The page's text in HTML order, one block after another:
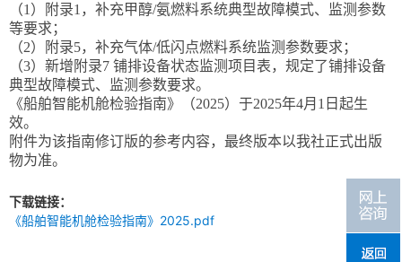
（1 ）附录1 ，补充甲醇/氨燃料系统典型故障模式、监测参数
等要求；
（2）附录5，补充气体/低闪点燃料系统监测参数要求；
（3）新增附录7 铺排设备状态监测项目表，规定了铺排设备
典型故障模式、监测参数要求。
《船舶智能机舱检验指南》（2025）于2025年4月 1 日起生
效。
附件为该指南修订版的参考内容，最终版本以我社正式出版
物为准。
下载链接：
《船舶智能机舱检验指南》2025.pdf